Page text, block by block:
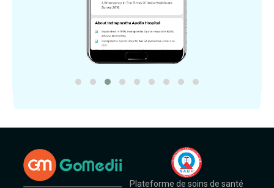
Plateforme de soins de santé